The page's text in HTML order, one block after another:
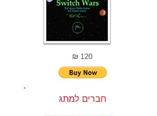
120 ₪
חברים למתג